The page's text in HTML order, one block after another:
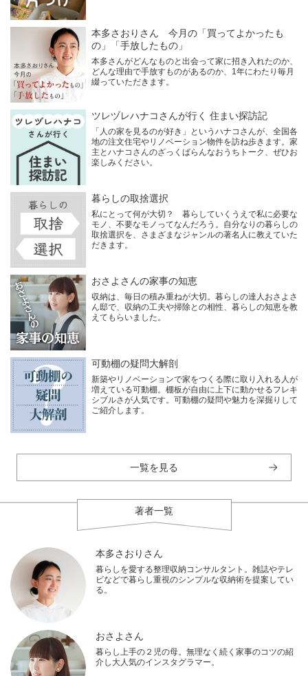
本多さおりさん 今月の「買ってよかったも
の」「手放したもの」
本多さんがどんなものと出会って家に招き入れたのか、
どんな理由で手放すものがあるのか、1年にわたり毎月
綴っていただきます。
ツレヅレハナコさんが行く 住まい探訪記
「人の家を見るのが好き」というハナコさんが、全国各
地の注文住宅やリノベーション物件を訪ね歩きます。家
主とハナコさんのざっくばらんなおうちトーク、ぜひお
楽しみください。
暮らしの取捨選択
私にとって何が大切？ 暮らしていくうえで私に必要な
モノ、不要なモノってなんだろう。自分なりの暮らしの
取捨選択を、さまざまなジャンルの著名人に教えていた
だきます。
おさよさんの家事の知恵
収納は、毎日の積み重ねが大切。暮らしの達人おさよさ
ん邸で、収納の工夫や掃除との相性、暮らしの知恵を教
えてもらいました。
可動棚の疑問大解剖
新築やリノベーションで家をつくる際に取り入れる人が
増えている可動棚。棚板が自由に上下に動かせるフレキ
シブルさが人気です。可動棚の疑問や魅力を深掘りして
ご紹介します。
一覧を見る
著者一覧
本多さおりさん
暮らしを愛する整理収納コンサルタント。雑誌やテレ
ビなどで暮らし重視のシンプルな収納術を提案してい
る。
おさよさん
暮らし上手の２児の母。無理なく続く家事のコツの紹
介し大人気のインスタグラマー。